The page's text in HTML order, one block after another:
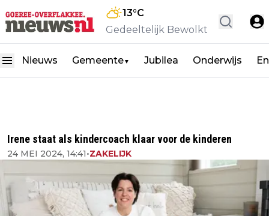
13°C
Gedeeltelijk Bewolkt
Nieuws Gemeente▼ Jubilea Onderwijs
Irene staat als kindercoach klaar voor de kinderen
24 MEI 2024, 14:41•ZAKELIJK